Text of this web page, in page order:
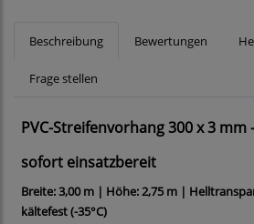
Beschreibung Bewertungen
Frage stellen
PVC-Streifenvorhang 300 x 3
sofort einsatzbereit
Breite: 3,00 m | Höhe: 2,75 m |
kältefest (-35°C)